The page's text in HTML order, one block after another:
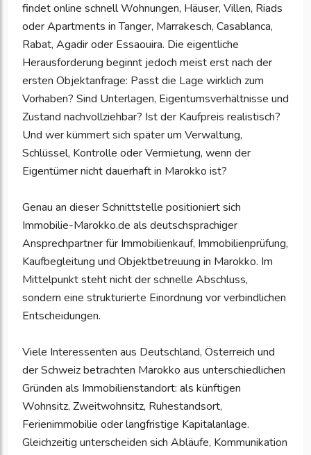
findet online schnell Wohnungen, Häuser, Villen, Riads
oder Apartments in Tanger, Marrakesch, Casablanca,
Rabat, Agadir oder Essaouira. Die eigentliche
Herausforderung beginnt jedoch meist erst nach der
ersten Objektanfrage: Passt die Lage wirklich zum
Vorhaben? Sind Unterlagen, Eigentumsverhältnisse und
Zustand nachvollziehbar? Ist der Kaufpreis realistisch?
Und wer kümmert sich später um Verwaltung,
Schlüssel, Kontrolle oder Vermietung, wenn der
Eigentümer nicht dauerhaft in Marokko ist?
Genau an dieser Schnittstelle positioniert sich
Immobilie-Marokko.de als deutschsprachiger
Ansprechpartner für Immobilienkauf, Immobilienprüfung,
Kaufbegleitung und Objektbetreuung in Marokko. Im
Mittelpunkt steht nicht der schnelle Abschluss,
sondern eine strukturierte Einordnung vor verbindlichen
Entscheidungen.
Viele Interessenten aus Deutschland, Österreich und
der Schweiz betrachten Marokko aus unterschiedlichen
Gründen als Immobilienstandort: als künftigen
Wohnsitz, Zweitwohnsitz, Ruhestandsort,
Ferienimmobilie oder langfristige Kapitalanlage.
Gleichzeitig unterscheiden sich Abläufe, Kommunikation